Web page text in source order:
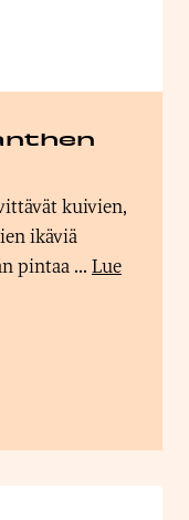
ikäviä
pintaa ... Lue